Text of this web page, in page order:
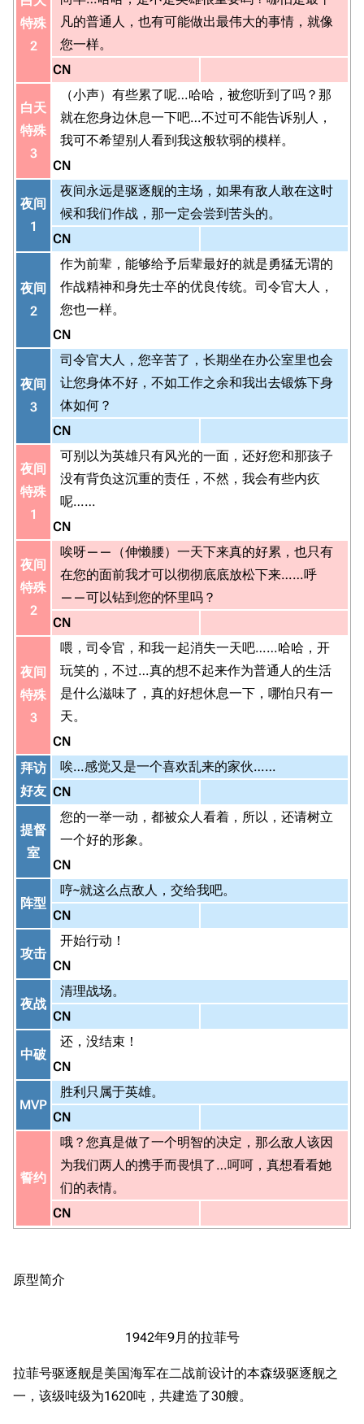
特殊
2
凡的普通人，也有可能做出最伟大的事情，就像
您一样。
CN
白天
特殊
3
（小声）有些累了呢…哈哈，被您听到了吗？那
就在您身边休息一下吧…不过可不能告诉别人，
我可不希望别人看到我这般软弱的模样。
CN
夜间
1
夜间永远是驱逐舰的主场，如果有敌人敢在这时
候和我们作战，那一定会尝到苦头的。
CN
夜间
2
作为前辈，能够给予后辈最好的就是勇猛无谓的
作战精神和身先士卒的优良传统。司令官大人，
您也一样。
CN
夜间
3
司令官大人，您辛苦了，长期坐在办公室里也会
让您身体不好，不如工作之余和我出去锻炼下身
体如何？
CN
夜间
特殊
1
可别以为英雄只有风光的一面，还好您和那孩子
没有背负这沉重的责任，不然，我会有些内疚
呢……
CN
夜间
特殊
2
唉呀——（伸懒腰）一天下来真的好累，也只有
在您的面前我才可以彻彻底底放松下来……呼
——可以钻到您的怀里吗？
CN
夜间
特殊
3
喂，司令官，和我一起消失一天吧……哈哈，开
玩笑的，不过…真的想不起来作为普通人的生活
是什么滋味了，真的好想休息一下，哪怕只有一
天。
CN
拜访
好友
唉…感觉又是一个喜欢乱来的家伙……
CN
提督
室
您的一举一动，都被众人看着，所以，还请树立
一个好的形象。
CN
阵型
哼~就这么点敌人，交给我吧。
CN
攻击
开始行动！
CN
夜战
清理战场。
CN
中破
还，没结束！
CN
MVP
胜利只属于英雄。
CN
誓约
哦？您真是做了一个明智的决定，那么敌人该因
为我们两人的携手而畏惧了…呵呵，真想看看她
们的表情。
CN
原型简介
1942年9月的拉菲号
拉菲号驱逐舰是美国海军在二战前设计的本森级驱逐舰之
一，该级吨级为1620吨，共建造了30艘。